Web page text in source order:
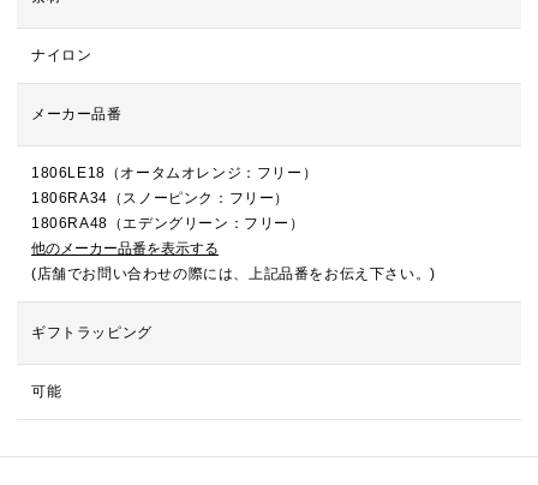
ナイロン
メーカー品番
1806LE18（オータムオレンジ：フリー）
1806RA34（スノーピンク：フリー）
1806RA48（エデングリーン：フリー）
他のメーカー品番を表示する
(店舗でお問い合わせの際には、上記品番をお伝え下さい。)
ギフトラッピング
可能